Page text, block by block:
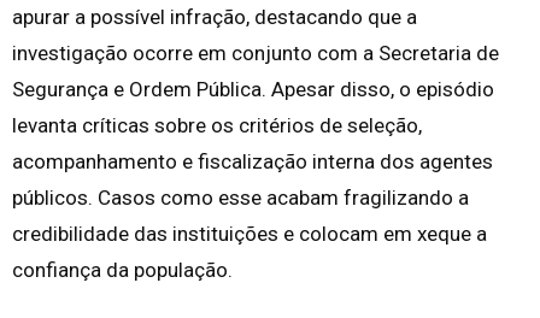
apurar a possível infração, destacando que a
investigação ocorre em conjunto com a Secretaria de
Segurança e Ordem Pública. Apesar disso, o episódio
levanta críticas sobre os critérios de seleção,
acompanhamento e fiscalização interna dos agentes
públicos. Casos como esse acabam fragilizando a
credibilidade das instituições e colocam em xeque a
confiança da população.